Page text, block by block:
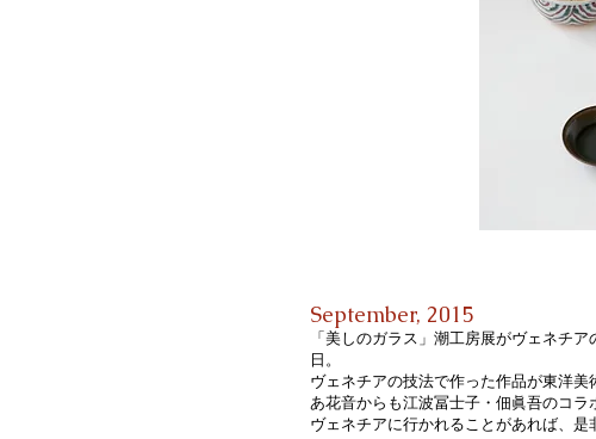
September, 2015
「美しのガラス」潮工房展がヴェネチ
日。
ヴェネチアの技法で作った作品が東洋美
あ花音からも江波冨士子・佃眞吾のコラ
ヴェネチアに行かれることがあれば、是